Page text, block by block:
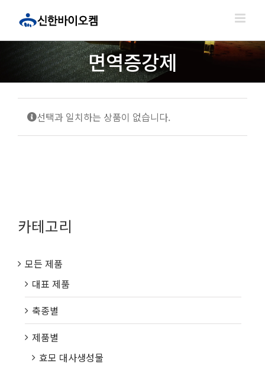
면역증강제
선택과 일치하는 상품이 없습니다.
카테고리
모든 제품
대표 제품
축종별
제품별
효모 대사생성물